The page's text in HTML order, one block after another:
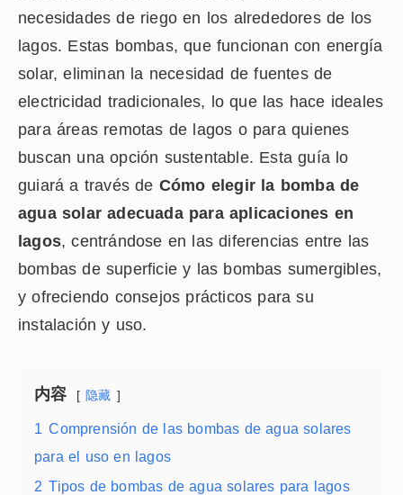
necesidades de riego en los alrededores de los
lagos. Estas bombas, que funcionan con energía
solar, eliminan la necesidad de fuentes de
electricidad tradicionales, lo que las hace ideales
para áreas remotas de lagos o para quienes
buscan una opción sustentable. Esta guía lo
guiará a través de Cómo elegir la bomba de
agua solar adecuada para aplicaciones en
lagos, centrándose en las diferencias entre las
bombas de superficie y las bombas sumergibles,
y ofreciendo consejos prácticos para su
instalación y uso.
内容 隐藏
1 Comprensión de las bombas de agua solares
para el uso en lagos
2 Tipos de bombas de agua solares para lagos